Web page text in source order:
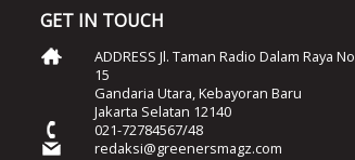
GET IN TOUCH
ADDRESS Jl. Taman Radio Dalam Raya No
15
Gandaria Utara, Kebayoran Baru
Jakarta Selatan 12140
021-72784567/48
redaksi@greenersmagz.com